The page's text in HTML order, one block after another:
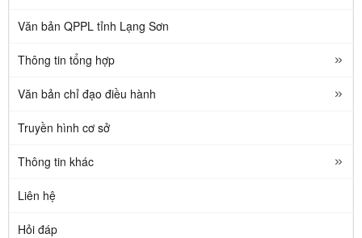
Văn bản QPPL tỉnh Lạng Sơn
Thông tin tổng hợp
Văn bản chỉ đạo điều hành
Truyền hình cơ sở
Thông tin khác
Liên hệ
Hỏi đáp